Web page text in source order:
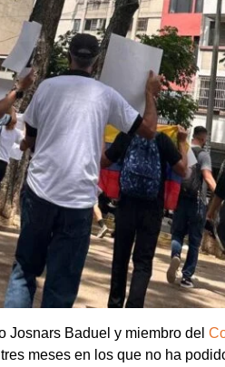
Josnars Baduel y miembro del
meses en los que no ha